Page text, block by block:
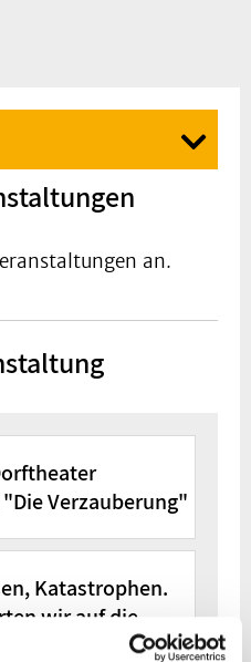
an.
Verzauberung"
Veranstaltung
Katastrophen.
wir auf die
Patient*innen?